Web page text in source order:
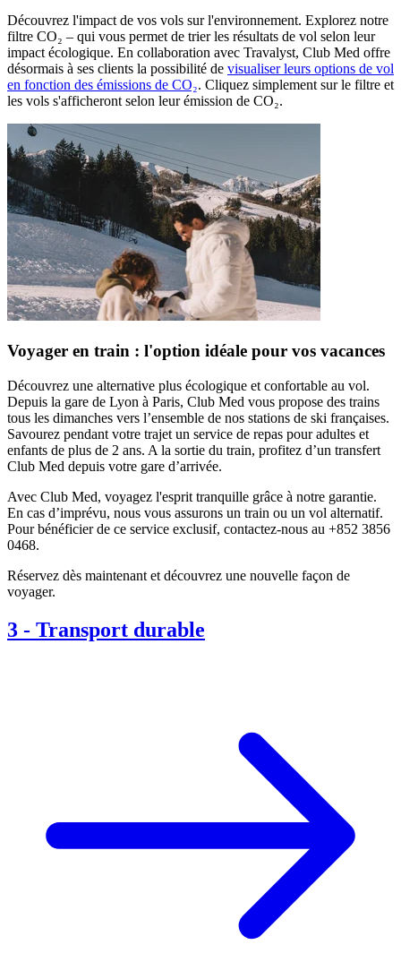
Découvrez l'impact de vos vols sur l'environnement. Explorez notre
filtre CO₂ – qui vous permet de trier les résultats de vol selon leur
impact écologique. En collaboration avec Travalyst, Club Med offre
désormais à ses clients la possibilité de visualiser leurs options de vol
en fonction des émissions de CO₂. Cliquez simplement sur le filtre et
les vols s'afficheront selon leur émission de CO₂.
Voyager en train : l'option idéale pour vos vacances
Découvrez une alternative plus écologique et confortable au vol.
Depuis la gare de Lyon à Paris, Club Med vous propose des trains
tous les dimanches vers l’ensemble de nos stations de ski françaises.
Savourez pendant votre trajet un service de repas pour adultes et
enfants de plus de 2 ans. A la sortie du train, profitez d’un transfert
Club Med depuis votre gare d’arrivée.
Avec Club Med, voyagez l'esprit tranquille grâce à notre garantie.
En cas d’imprévu, nous vous assurons un train ou un vol alternatif.
Pour bénéficier de ce service exclusif, contactez-nous au +852 3856
0468.
Réservez dès maintenant et découvrez une nouvelle façon de
voyager.
3 - Transport durable